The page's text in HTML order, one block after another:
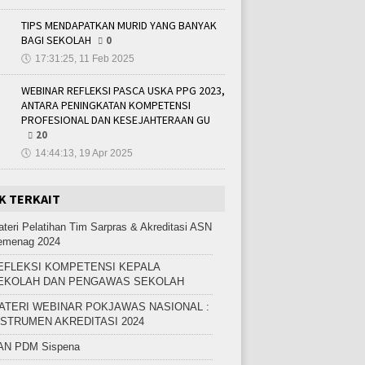
TIPS MENDAPATKAN MURID YANG BANYAK
BAGI SEKOLAH
0
🕔 17:31:25, 11 Feb 2025
WEBINAR REFLEKSI PASCA USKA PPG 2023,
ANTARA PENINGKATAN KOMPETENSI
PROFESIONAL DAN KESEJAHTERAAN GU
20
🕔 14:44:13, 19 Apr 2025
TERKAIT
Pelatihan Tim Sarpras & Akreditasi ASN
2024
KOMPETENSI KEPALA
DAN PENGAWAS SEKOLAH
WEBINAR POKJAWAS NASIONAL :
AKREDITASI 2024
PDM Sispena